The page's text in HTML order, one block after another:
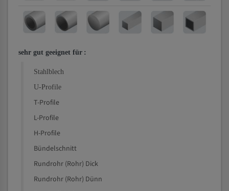
sehr gut geeignet für :
Stahlblech
U-Profile
T-Profile
L-Profile
H-Profile
Bündelschnitt
Rundrohr (Rohr) Dick
Rundrohr (Rohr) Dünn